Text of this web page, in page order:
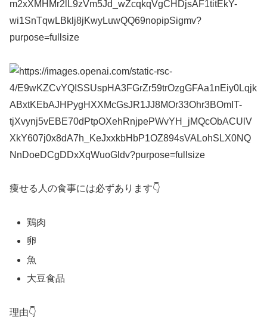
痩せる人の食事には必ずあります👇
鶏肉
卵
魚
大豆食品
理由👇